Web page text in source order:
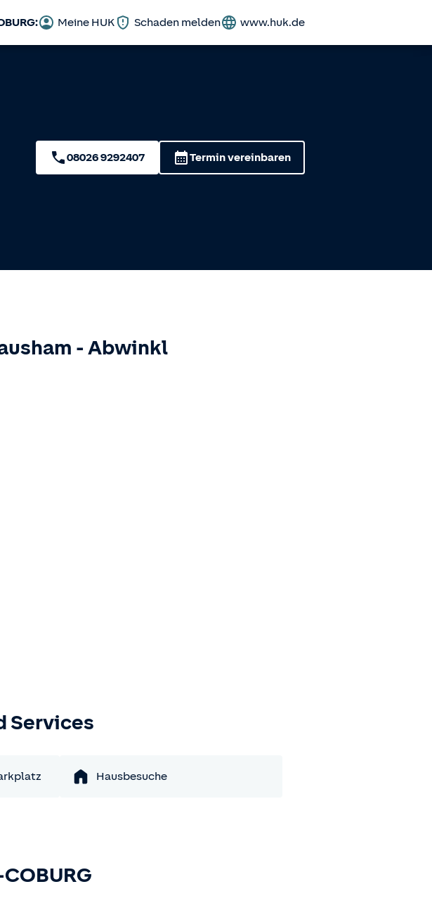
Meine HUK Schaden melden www.huk.de
08026 9292407 Termin vereinbaren
- Abwinkl
Services
Hausbesuche